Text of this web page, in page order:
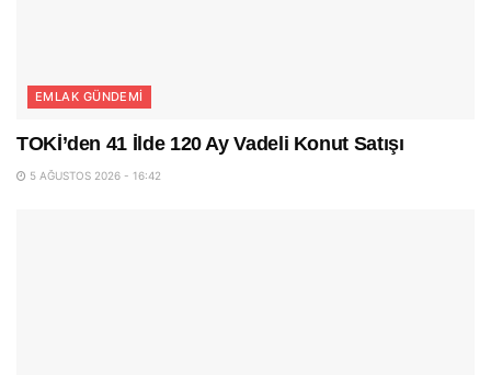
EMLAK GÜNDEMI
TOKİ’den 41 İlde 120 Ay Vadeli Konut Satışı
5 AĞUSTOS 2026 - 16:42